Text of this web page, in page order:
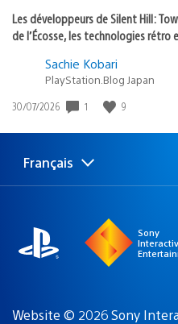
Les développeurs de Silent Hill:
de l’Écosse, les technologies
Sachie Kobari
PlayStation.Blog Japan
Date
publication
30/07/2026 1 9
Choisir
une
Région
actuelle
Français
Sony
Website © 2026 Sony